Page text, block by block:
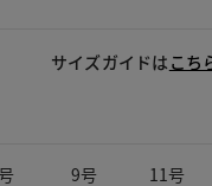
サイズガイドは こち
9号 11号